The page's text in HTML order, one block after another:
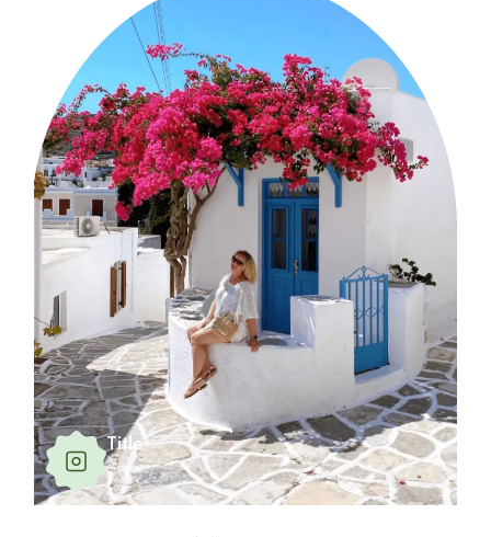
Title